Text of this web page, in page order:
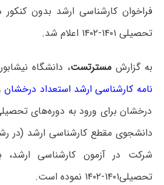
فراخوان کارشناسی ارشد بدون کنکور
تحصیلی ۱۴۰۱-۱۴۰۲ اعلام شد.
به گزارشمسترتست، دانشگاه
نامه کارشناسی ارشد استعداد درخشان
درخشان برای ورود به دوره‌های
دانشجوی مقطع کارشناسی ارشد (در
شرکت در آزمون کارشناسی ارشد،
تحصیلی۱۴۰۱-۱۴۰۲ نموده است.